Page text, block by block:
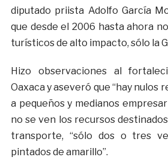
diputado priista Adolfo García
que desde el 2006 hasta ahora
turísticos de alto impacto, sólo la
Hizo observaciones al
Oaxaca y aseveró que “hay nulos
a pequeños y medianos
no se ven los recursos
transporte, “sólo dos o tres
pintados de amarillo”.